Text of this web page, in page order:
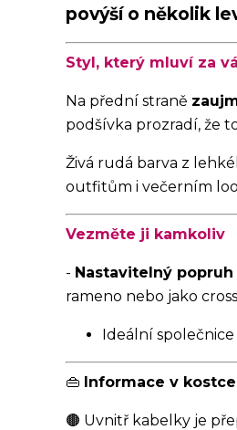
povýší o několik
Styl, který mluví za
Na přední straně
podšívka prozradí, že
Živá rudá barva z
outfitům i večerním
Vezměte ji kamkoliv
- Nastavitelný
rameno nebo jako
Ideální
👜 Informace v kostce
🟤 Uvnitř kabelky je